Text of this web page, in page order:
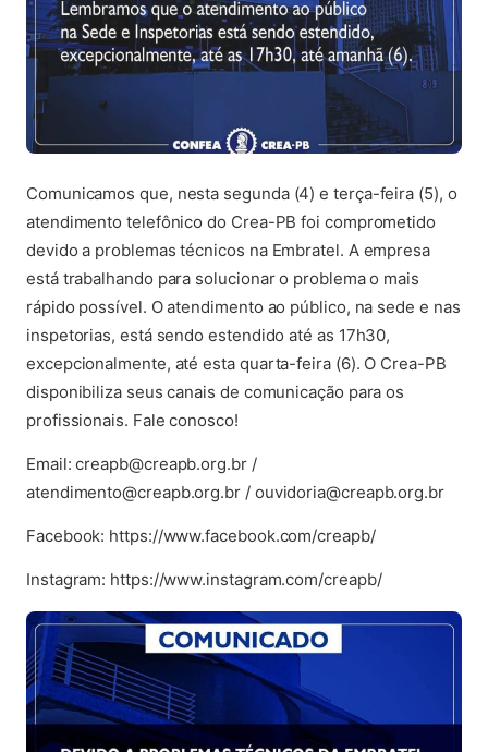
Comunicamos que, nesta segunda (4) e terça-feira (5), o
atendimento telefônico do Crea-PB foi comprometido
devido a problemas técnicos na Embratel. A empresa
está trabalhando para solucionar o problema o mais
rápido possível. O atendimento ao público, na sede e nas
inspetorias, está sendo estendido até as 17h30,
excepcionalmente, até esta quarta-feira (6). O Crea-PB
disponibiliza seus canais de comunicação para os
profissionais. Fale conosco!
Email: creapb@creapb.org.br /
atendimento@creapb.org.br / ouvidoria@creapb.org.br
Facebook: https://www.facebook.com/creapb/
Instagram: https://www.instagram.com/creapb/